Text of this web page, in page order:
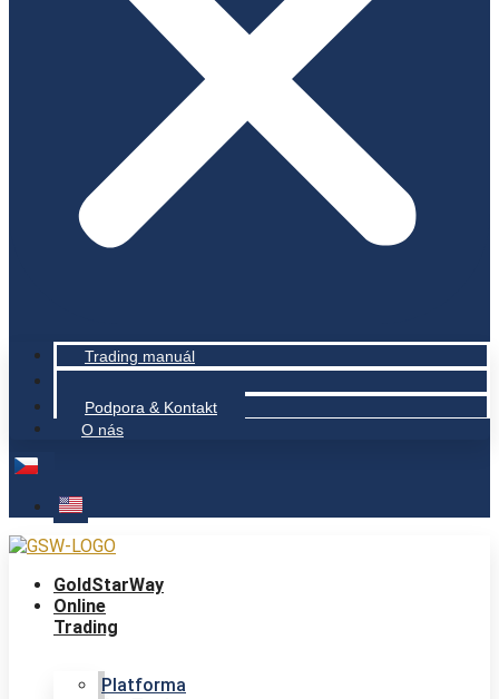
Trading manuál
Podpora & Kontakt
O nás
GoldStarWay
Online
Trading
Platforma